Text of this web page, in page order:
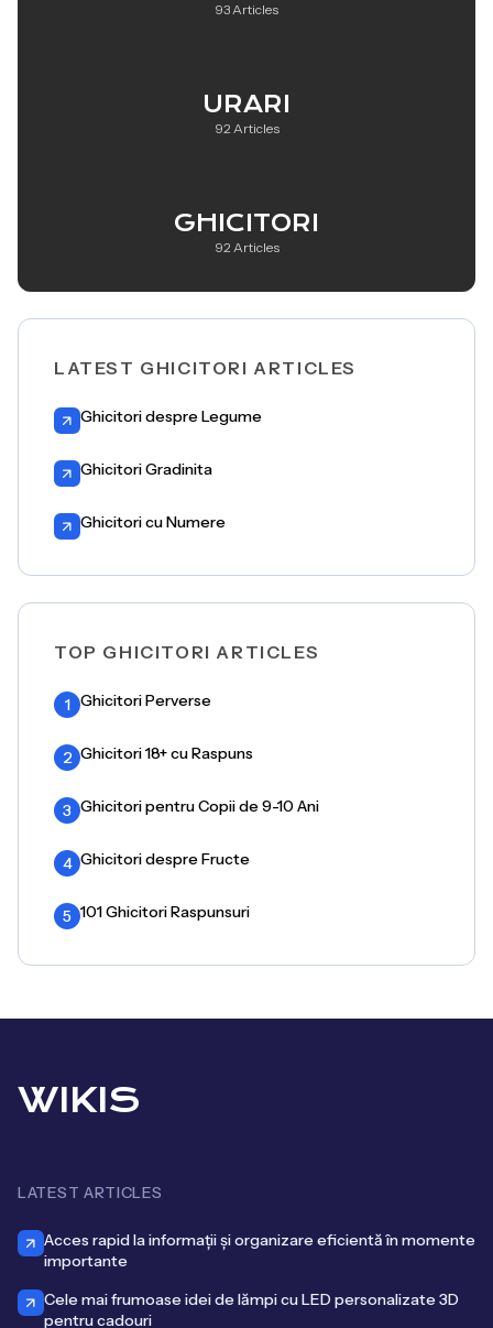
93 Articles
URARI
92 Articles
GHICITORI
92 Articles
LATEST GHICITORI ARTICLES
Ghicitori despre Legume
Ghicitori Gradinita
Ghicitori cu Numere
TOP GHICITORI ARTICLES
1 Ghicitori Perverse
2 Ghicitori 18+ cu Raspuns
3 Ghicitori pentru Copii de 9-10 Ani
4 Ghicitori despre Fructe
5 101 Ghicitori Raspunsuri
WIKIS
LATEST ARTICLES
Acces rapid la informații și organizare eficientă în momente
importante
Cele mai frumoase idei de lămpi cu LED personalizate 3D
pentru cadouri